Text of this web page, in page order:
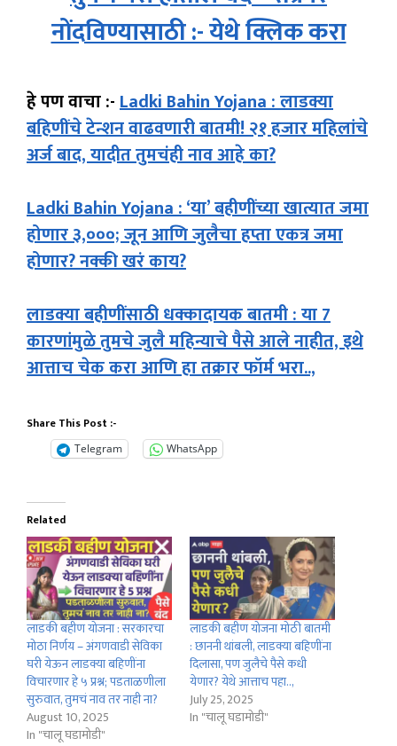
नोंदविण्यासाठी :- येथे क्लिक करा
हे पण वाचा :-Ladki Bahin Yojana : लाडक्या
बहि‍णींचे टेन्शन वाढवणारी बातमी! २१ हजार महिलांचे
अर्ज बाद, यादीत तुमचंही नाव आहे का?
Ladki Bahin Yojana : ‘या’ बहीणींच्या खात्यात जमा
होणार ३,०००; जून आणि जुलैचा हप्ता एकत्र जमा
होणार? नक्की खरं काय?
लाडक्या बहीणींसाठी धक्कादायक बातमी : या 7
कारणांमुळे तुमचे जुलै महिन्याचे पैसे आले नाहीत, इथे
आत्ताच चेक करा आणि हा तक्रार फॉर्म भरा..,
Share This Post :-
Telegram WhatsApp
Related
लाडकी बहीण योजना : सरकारचा
मोठा निर्णय – अंगणवाडी सेविका
घरी येऊन लाडक्या बहिणींना
विचारणार हे ५ प्रश्न; पडताळणीला
सुरुवात, तुमचं नाव तर नाही ना?
August 10, 2025
In "चालू घडामोडी"
लाडकी बहीण योजना मोठी बातमी
: छाननी थांबली, लाडक्या बहिणींना
दिलासा, पण जुलैचे पैसे कधी
येणार? येथे आत्ताच पहा..,
July 25, 2025
In "चालू घडामोडी"